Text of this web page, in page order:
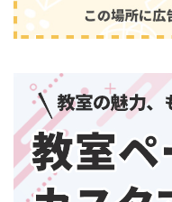
和歌山県
中国・四国
岡山県
広島県
山口県
徳島県
香川県
音楽 (2413)